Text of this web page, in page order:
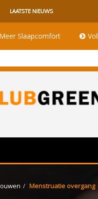
LAATSTE NIEUWS
Volle Maan
Menstruatie overgang